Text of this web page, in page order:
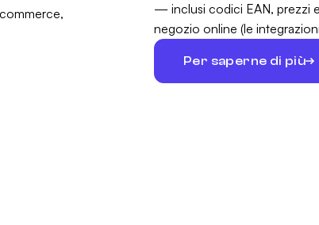
— inclusi codici EAN, prezzi
negozio online (le
Per saperne di più